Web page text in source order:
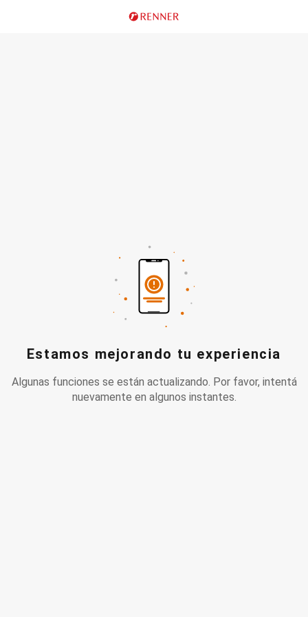
Estamos mejorando tu experiencia
Algunas funciones se están actualizando. Por favor, intentá
nuevamente en algunos instantes.